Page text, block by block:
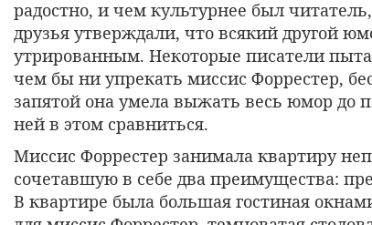
радостно, и чем культурнее был
друзья утверждали, что всякий другой
утрированным. Некоторые писатели
чем бы ни упрекать миссис Форрестер,
запятой она умела выжать весь юмор до
ней в этом сравниться.
Миссис Форрестер занимала квартиру
сочетавшую в себе два преимущества:
В квартире была большая гостиная